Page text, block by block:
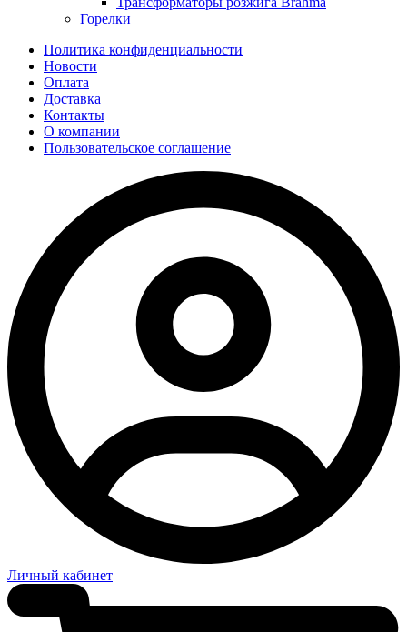
Горелки
Политика конфиденциальности
Новости
Оплата
Доставка
Контакты
О компании
Пользовательское соглашение
Личный кабинет